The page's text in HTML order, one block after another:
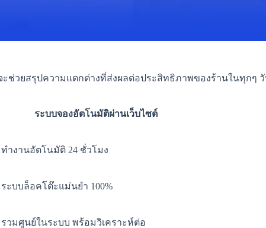
ช่วยสรุปความแตกต่างที่ส่งผลต่อประสิทธิภาพของร้านในทุกๆ
ระบบจองอัตโนมัติผ่านเว็บไซต์
ทำงานอัตโนมัติ 24 ชั่วโมง
ระบบล็อคโต๊ะแม่นยำ 100%
รวมศูนย์ในระบบ พร้อมวิเคราะห์ต่อ